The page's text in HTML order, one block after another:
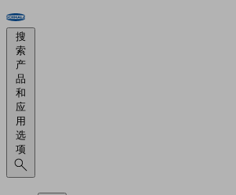
搜
索
产
品
和
应
用
选
项